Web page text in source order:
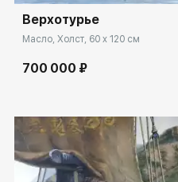
Верхотурье
Масло, Холст, 60 x 120 см
700 000 ₽